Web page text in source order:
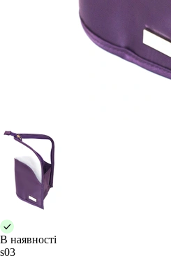
В наявності
s03